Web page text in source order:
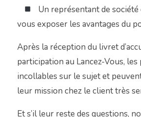
Un représentant de
vous exposer les avantages du
Après la réception du livret
participation au Lancez-Vous,
incollables sur le sujet et
leur mission chez le client très
Et s’il leur reste des questions,